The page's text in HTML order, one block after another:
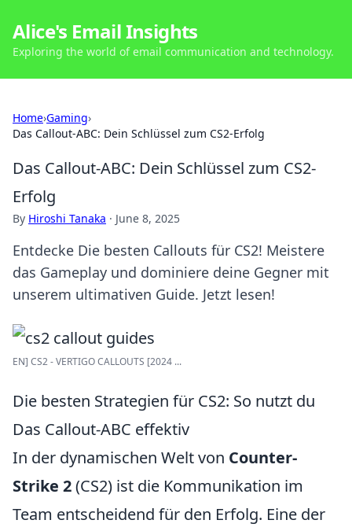
Alice's Email Insights
Exploring the world of email communication and technology.
Home›Gaming›
Das Callout-ABC: Dein Schlüssel zum CS2-Erfolg
Das Callout-ABC: Dein Schlüssel zum CS2-
Erfolg
By Hiroshi Tanaka · June 8, 2025
Entdecke Die besten Callouts für CS2! Meistere
das Gameplay und dominiere deine Gegner mit
unserem ultimativen Guide. Jetzt lesen!
EN] CS2 - VERTIGO CALLOUTS [2024 ...
Die besten Strategien für CS2: So nutzt du
Das Callout-ABC effektiv
In der dynamischen Welt von Counter-
Strike 2(CS2) ist die Kommunikation im
Team entscheidend für den Erfolg. Eine der